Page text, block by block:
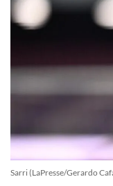
Sarri (LaPresse/Gerardo